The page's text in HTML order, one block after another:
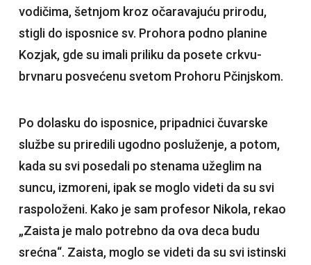
vodičima, šetnjom kroz očaravajuću prirodu,
stigli do isposnice sv. Prohora podno planine
Kozjak, gde su imali priliku da posete crkvu-
brvnaru posvećenu svetom Prohoru Pčinjskom.
Po dolasku do isposnice, pripadnici čuvarske
službe su priredili ugodno posluženje, a potom,
kada su svi posedali po stenama užeglim na
suncu, izmoreni, ipak se moglo videti da su svi
raspoloženi. Kako je sam profesor Nikola, rekao
„Zaista je malo potrebno da ova deca budu
srećna“. Zaista, moglo se videti da su svi istinski